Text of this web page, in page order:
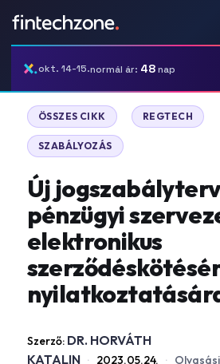
okt. 14-15.normál ár: 48nap
ÖSSZES CIKK REGTECH
SZABÁLYOZÁS
Új
pénzügyi
elektronikus
Szerző: DR. HORVÁTH
KATALIN · 2023.05.24. ·